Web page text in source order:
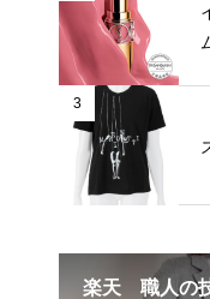
3
楽天 職人の